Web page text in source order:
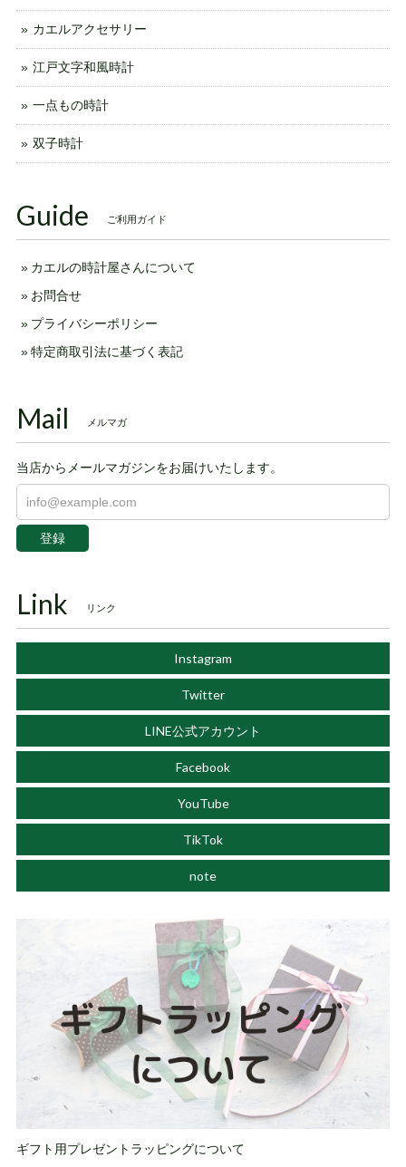
カエルアクセサリー
江戸文字和風時計
一点もの時計
双子時計
Guide ご利用ガイド
カエルの時計屋さんについて
お問合せ
プライバシーポリシー
特定商取引法に基づく表記
Mail メルマガ
当店からメールマガジンをお届けいたします。
登録
Link リンク
Instagram
Twitter
LINE公式アカウント
Facebook
YouTube
TikTok
note
ギフト用プレゼントラッピングについて